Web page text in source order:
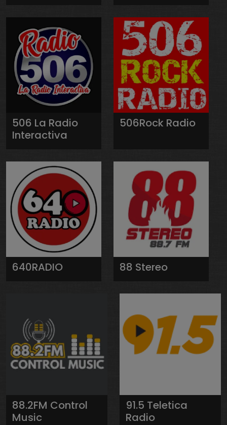
506 La Radio
Interactiva
506Rock Radio
640RADIO 88 Stereo
88.2FM Control
Music
91.5 Teletica
Radio